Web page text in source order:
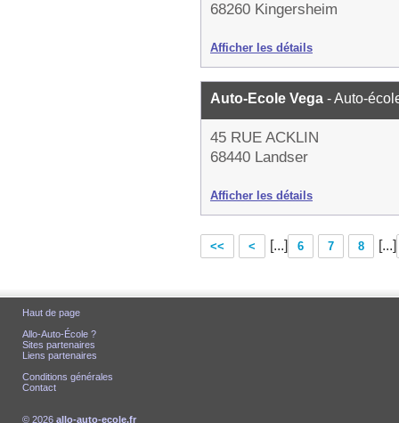
68260 Kingersheim
Afficher les détails
Auto-Ecole Vega - Auto-
45 RUE ACKLIN
68440 Landser
Afficher les détails
<< < [...] 6 7 8 [...]
Haut de page
Allo-Auto-École ?
Sites partenaires
Liens partenaires
Conditions générales
Contact
© 2026 allo-auto-ecole.fr